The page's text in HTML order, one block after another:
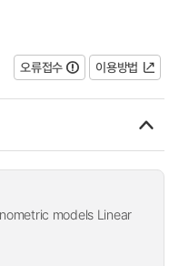
오류접수 이용방법
models Linear